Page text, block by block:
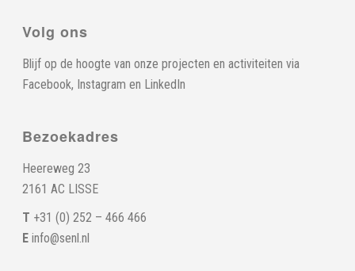
Volg ons
Blijf op de hoogte van onze projecten en activiteiten via
Facebook, Instagram en LinkedIn
Bezoekadres
Heereweg 23
2161 AC LISSE
T +31 (0) 252 – 466 466
E info@senl.nl